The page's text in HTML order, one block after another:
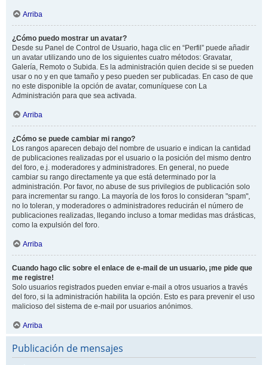
Arriba
¿Cómo puedo mostrar un avatar?
Desde su Panel de Control de Usuario, haga clic en “Perfil” puede añadir
un avatar utilizando uno de los siguientes cuatro métodos: Gravatar,
Galería, Remoto o Subida. Es la administración quien decide si se pueden
usar o no y en que tamaño y peso pueden ser publicadas. En caso de que
no este disponible la opción de avatar, comuníquese con La
Administración para que sea activada.
Arriba
¿Cómo se puede cambiar mi rango?
Los rangos aparecen debajo del nombre de usuario e indican la cantidad
de publicaciones realizadas por el usuario o la posición del mismo dentro
del foro, e.j. moderadores y administradores. En general, no puede
cambiar su rango directamente ya que está determinado por la
administración. Por favor, no abuse de sus privilegios de publicación solo
para incrementar su rango. La mayoría de los foros lo consideran "spam",
no lo toleran, y moderadores o administradores reducirán el número de
publicaciones realizadas, llegando incluso a tomar medidas mas drásticas,
como la expulsión del foro.
Arriba
Cuando hago clic sobre el enlace de e-mail de un usuario, ¡me pide que
me registre!
Solo usuarios registrados pueden enviar e-mail a otros usuarios a través
del foro, si la administración habilita la opción. Esto es para prevenir el uso
malicioso del sistema de e-mail por usuarios anónimos.
Arriba
Publicación de mensajes